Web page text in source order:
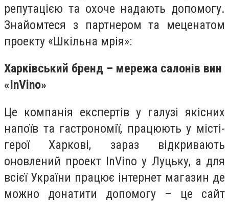
репутацією та охоче надають допомогу.
Знайомтеся з партнером та меценатом
проекту «Шкільна мрія»:
Харківський бренд – мережа салонів вин
«InVino»
Це компанія експертів у галузі якісних
напоїв та гастрономії, працюють у місті-
герої Харкові, зараз відкривають
оновлений проект InVino у Луцьку, а для
всієї України працює інтернет магазин де
можно донатити допомогу – це сайт